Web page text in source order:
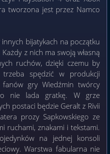
tworzona jest przez Namco
bijatykach na początku
z nich ma swoją własną
ruchów, dzięki czemu by
trzeba spędzić w produkcji
gry Wiedźmin twórcy
nie lada gratkę. W grze
postaci będzie Geralt z Rivii
prozy Sapkowskiego ze
ruchami, znakami i tekstami.
na jednej konsoli
Warstwa fabularna nie